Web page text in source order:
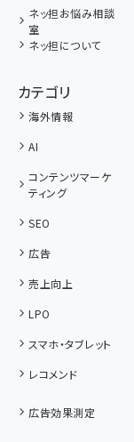
ネッ担お悩み相談
室
ネッ担について
カテゴリ
海外情報
AI
コンテンツマーケ
ティング
SEO
広告
売上向上
LPO
スマホ・タブレット
レコメンド
広告効果測定